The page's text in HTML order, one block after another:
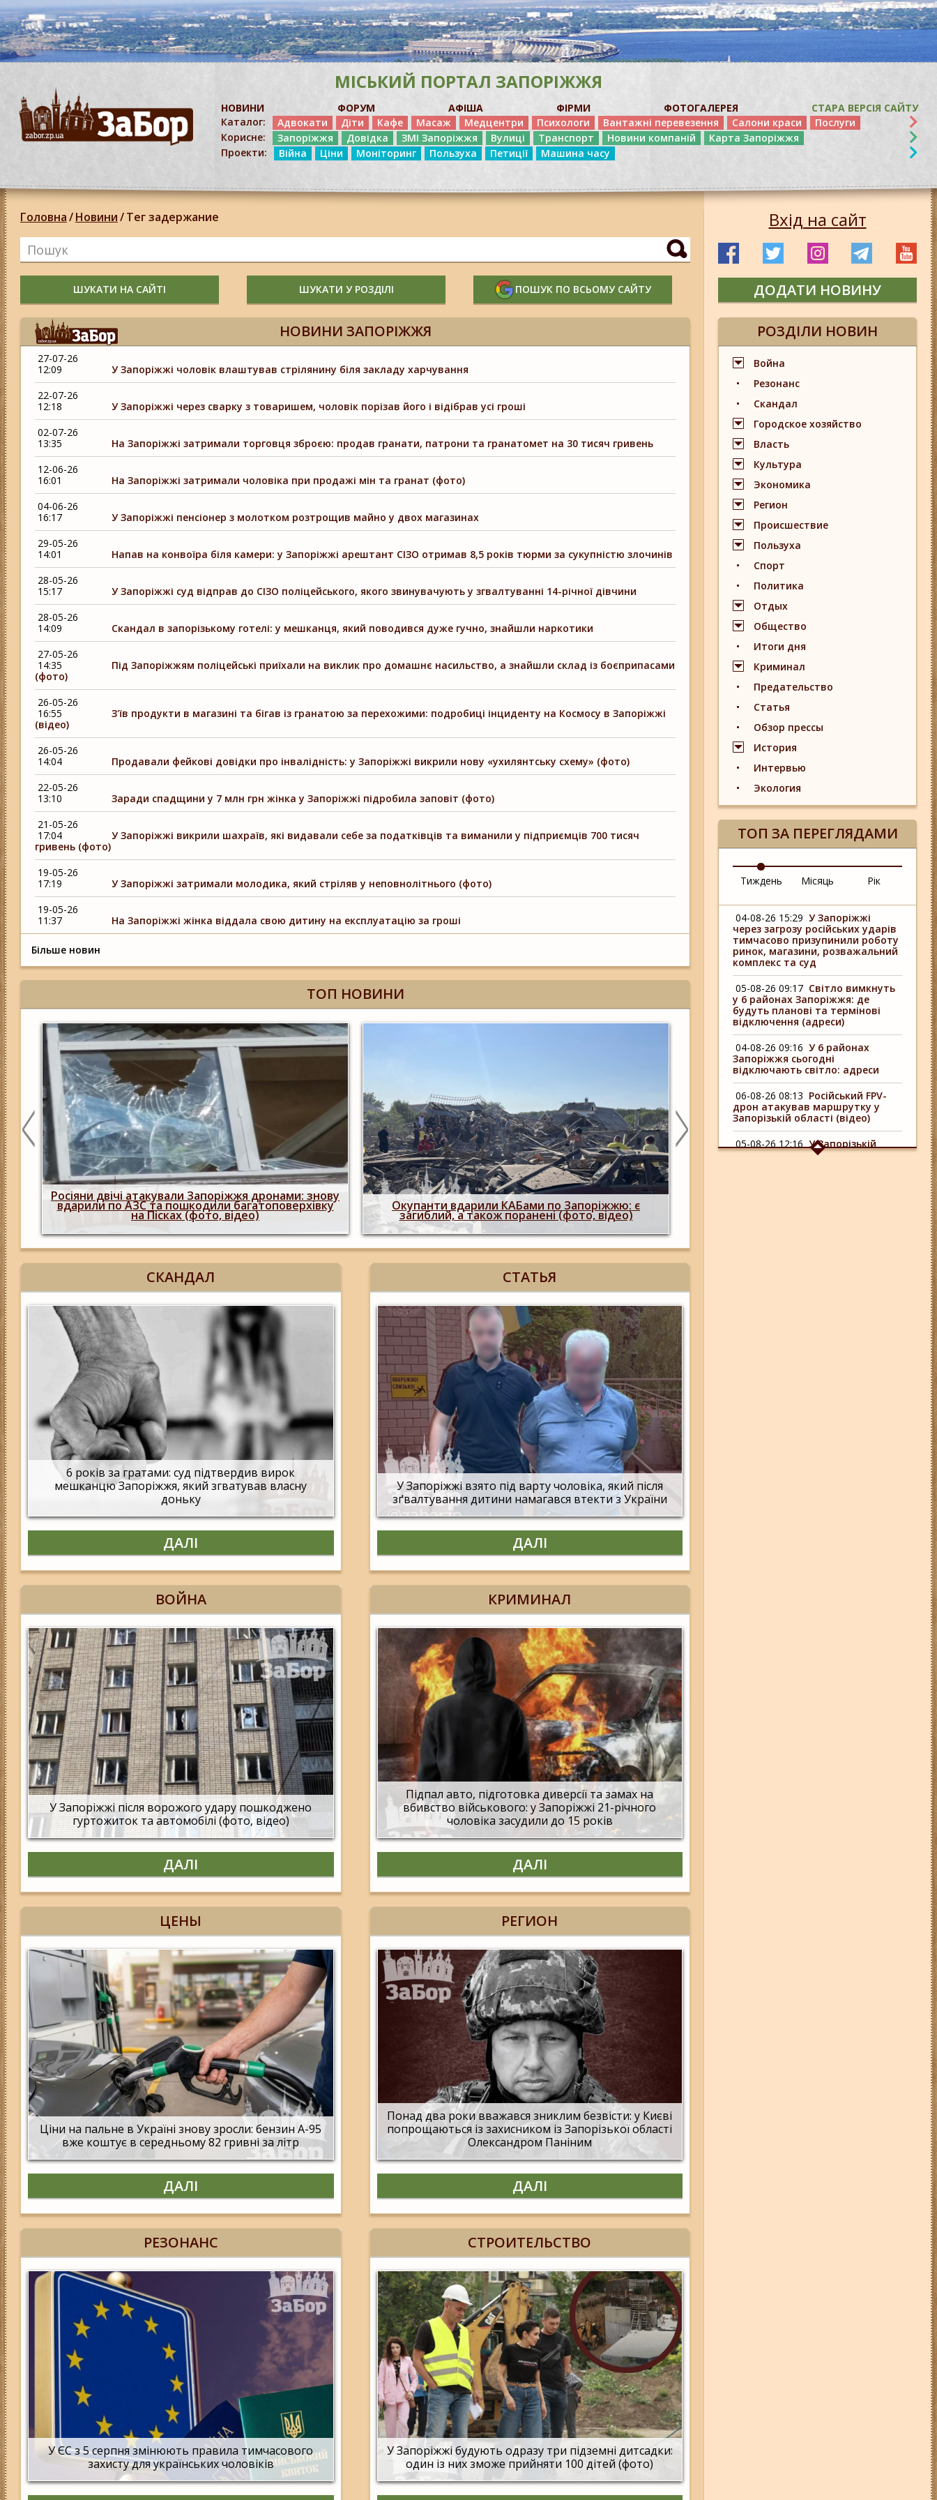
МІСЬКИЙ ПОРТАЛ ЗАПОРІЖЖЯ
НОВИНИ ФОРУМ АФІША ФІРМИ ФОТОГАЛЕРЕЯ
СТАРА ВЕРСІЯ САЙТУ
Каталог:
Адвокати Діти Кафе Масаж Медцентри Психологи Вантажні перевезення Салони краси
Послуги
Корисне:
Запоріжжя Довідка ЗМІ Запоріжжя Вулиці Транспорт Новини компаній
Карта Запоріжжя
Проекти:
Війна Ціни Моніторинг Пользуха Петиції Машина часу
Головна/Новини/Тег задержание
ШУКАТИ НА САЙТІ ШУКАТИ У РОЗДІЛІ ПОШУК ПО ВСЬОМУ САЙТУ
НОВИНИ ЗАПОРІЖЖЯ
27-07-26
12:09
У Запоріжжі чоловік влаштував стрілянину біля закладу харчування
22-07-26
12:18
У Запоріжжі через сварку з товаришем, чоловік порізав його і відібрав усі гроші
02-07-26
13:35
На Запоріжжі затримали торговця зброєю: продав гранати, патрони та гранатомет на 30 тисяч гривень
12-06-26
16:01
На Запоріжжі затримали чоловіка при продажі мін та гранат (фото)
04-06-26
16:17
У Запоріжжі пенсіонер з молотком розтрощив майно у двох магазинах
29-05-26
14:01
Напав на конвоїра біля камери: у Запоріжжі арештант СІЗО отримав 8,5 років тюрми за сукупністю злочинів
28-05-26
15:17
У Запоріжжі суд відправ до СІЗО поліцейського, якого звинувачують у згвалтуванні 14-річної дівчини
28-05-26
14:09
Скандал в запорізькому готелі: у мешканця, який поводився дуже гучно, знайшли наркотики
27-05-26
14:35
Під Запоріжжям поліцейські приїхали на виклик про домашнє насильство, а знайшли склад із боєприпасами
(фото)
26-05-26
16:55
З'їв продукти в магазині та бігав із гранатою за перехожими: подробиці інциденту на Космосу в Запоріжжі
(відео)
26-05-26
14:04
Продавали фейкові довідки про інвалідність: у Запоріжжі викрили нову «ухилянтську схему» (фото)
22-05-26
13:10
Заради спадщини у 7 млн грн жінка у Запоріжжі підробила заповіт (фото)
21-05-26
17:04
У Запоріжжі викрили шахраїв, які видавали себе за податківців та виманили у підприємців 700 тисяч
гривень (фото)
19-05-26
17:19
У Запоріжжі затримали молодика, який стріляв у неповнолітнього (фото)
19-05-26
11:37
На Запоріжжі жінка віддала свою дитину на експлуатацію за гроші
Більше новин
ТОП НОВИНИ
Окупанти вдарили КАБами по Запоріжжю: є
загиблий, а також поранені (фото, відео)
Росіяни двічі атакували Запоріжжя КАБами: одна
людина загинула, більше 20 поранених,
пошкоджено 29 будинків (фото, відео)
Побиття, "ями" та накази стріляти по
опублікували розслідування про 225-й
штурмовий полк, що зараз
СКАНДАЛ
6 років за гратами: суд підтвердив вирок
мешканцю Запоріжжя, який згватував власну
доньку
ДАЛІ
СТАТЬЯ
У Запоріжжі взято під варту чоловіка, який після
зґвалтування дитини намагався втекти з України
ДАЛІ
ВОЙНА
У Запоріжжі після ворожого удару пошкоджено
гуртожиток та автомобілі (фото, відео)
ДАЛІ
КРИМИНАЛ
Підпал авто, підготовка диверсії та замах на
вбивство військового: у Запоріжжі 21-річного
чоловіка засудили до 15 років
ДАЛІ
ЦЕНЫ
Ціни на пальне в Україні знову зросли: бензин А-95
вже коштує в середньому 82 гривні за літр
ДАЛІ
РЕГИОН
Понад два роки вважався зниклим безвісти: у Києві
попрощаються із захисником із Запорізької області
Олександром Паніним
ДАЛІ
РЕЗОНАНС
У ЄС з 5 серпня змінюють правила тимчасового
захисту для українських чоловіків
СТРОИТЕЛЬСТВО
У Запоріжжі будують одразу три підземні дитсадки:
один із них зможе прийняти 100 дітей (фото)
Вхід на сайт
ДОДАТИ НОВИНУ
РОЗДІЛИ НОВИН
Война
Резонанс
Скандал
Городское хозяйство
Власть
Культура
Экономика
Регион
Происшествие
Пользуха
Спорт
Политика
Отдых
Общество
Итоги дня
Криминал
Предательство
Статья
Обзор прессы
История
Интервью
Экология
ТОП ЗА ПЕРЕГЛЯДАМИ
Тиждень Місяць Рік
04-08-26 15:29 У Запоріжжі
через загрозу російських ударів
тимчасово призупинили роботу
ринок, магазини, розважальний
комплекс та суд
05-08-26 09:17 Світло вимкнуть
у 6 районах Запоріжжя: де
будуть планові та термінові
відключення (адреси)
04-08-26 09:16 У 6 районах
Запоріжжя сьогодні
відключають світло: адреси
06-08-26 08:13 Російський FPV-
дрон атакував маршрутку у
Запорізькій області (відео)
05-08-26 12:16 У Запорізькій
області ресторан оштрафували